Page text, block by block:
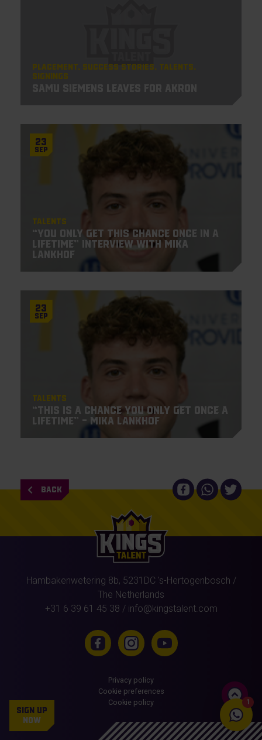
Placement Success Stories
Talents
Signings
23
Sep
Talents
“You only get this chance once in a
lifetime” Interview with Mika
Lankhof
23
Sep
Talents
“This is a chance you only get once a
lifetime” – Mika Lankhof
BACK
Hambakenwetering 8b, 5231DC 's-Hertogenbosch /
The Netherlands
+31 6 39 61 45 38 / info@kingstalent.com
Privacy policy
Cookie preferences
Cookie policy
SIGN UP
NOW
1